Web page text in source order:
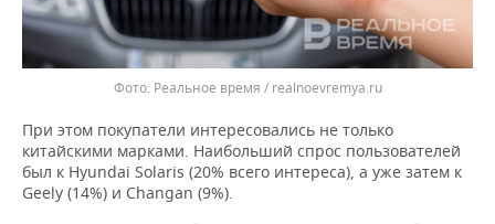
Реальное время / realnoevremya.ru
При этом покупатели интересовались не только
китайскими марками. Наибольший спрос пользователей
был к Hyundai Solaris (20% всего интереса), а уже затем к
Geely (14%) и Changan (9%).